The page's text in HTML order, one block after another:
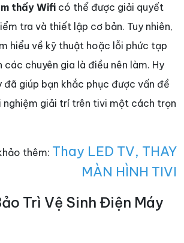
thấy Wifi có thể được giải quyết
tra và thiết lập cơ bản. Tuy nhiên,
hiểu về kỹ thuật hoặc lỗi phức tạp
các chuyên gia là điều nên làm. Hy
đã giúp bạn khắc phục được vấn đề
nghiệm giải trí trên tivi một cách trọn
thêm: Thay LED TV, THAY
MÀN HÌNH TIVI
Trì Vệ Sinh Điện Máy